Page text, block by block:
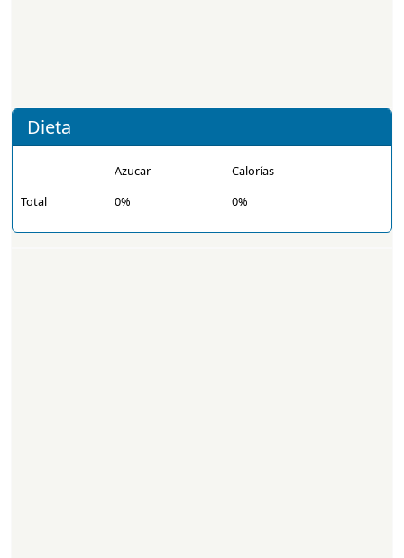
Dieta
Azucar
Calorías
Total
0% 0%